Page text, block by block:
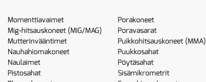
Momenttiavaimet
Mig-hitsauskoneet (MIG/MAG)
Mutterinvääntimet
Nauhahiomakoneet
Naulaimet
Pistosahat
Porakoneet
Poravasarat
Puikkohitsauskoneet (MMA)
Puukkosahat
Pöytäsahat
Sisämikrometrit